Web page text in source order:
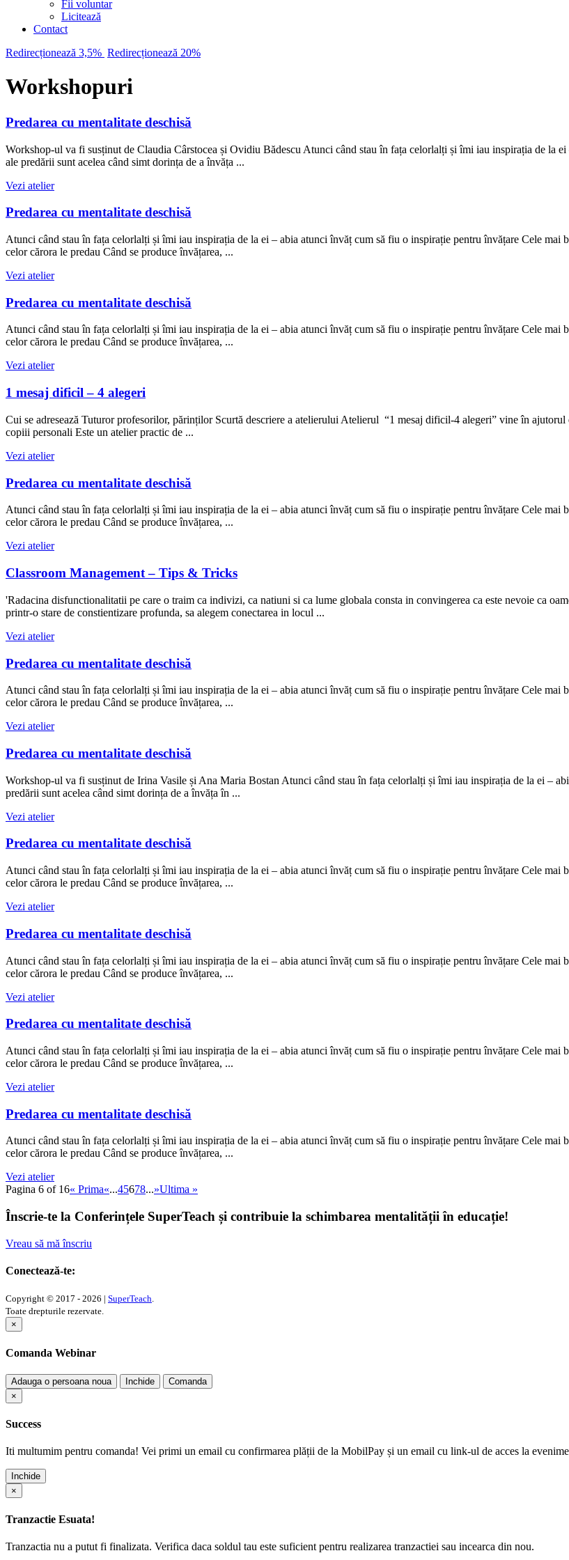
Fii voluntar
Licitează
Contact
Redirecționează 3,5% Redirecționează 20%
Workshopuri
Predarea cu mentalitate deschisă
Workshop-ul va fi susținut de Claudia Cârstocea și Ovidiu Bădescu Atunci când stau în fața celorlalți și îmi iau inspirația de la
ale predării sunt acelea când simt dorința de a învăța ...
Vezi atelier
Predarea cu mentalitate deschisă
Atunci când stau în fața celorlalți și îmi iau inspirația de la ei – abia atunci învăț cum să fiu o inspirație pentru învățare Cele mai
celor cărora le predau Când se produce învățarea, ...
Vezi atelier
Predarea cu mentalitate deschisă
Atunci când stau în fața celorlalți și îmi iau inspirația de la ei – abia atunci învăț cum să fiu o inspirație pentru învățare Cele mai
celor cărora le predau Când se produce învățarea, ...
Vezi atelier
1 mesaj dificil – 4 alegeri
Cui se adresează Tuturor profesorilor, părinților Scurtă descriere a atelierului Atelierul “1 mesaj dificil-4 alegeri” vine în
copiii personali Este un atelier practic de ...
Vezi atelier
Predarea cu mentalitate deschisă
Atunci când stau în fața celorlalți și îmi iau inspirația de la ei – abia atunci învăț cum să fiu o inspirație pentru învățare Cele mai
celor cărora le predau Când se produce învățarea, ...
Vezi atelier
Classroom Management – Tips & Tricks
'Radacina disfunctionalitatii pe care o traim ca indivizi, ca natiuni si ca lume globala consta in convingerea ca este nevoie ca
printr-o stare de constientizare profunda, sa alegem conectarea in locul ...
Vezi atelier
Predarea cu mentalitate deschisă
Atunci când stau în fața celorlalți și îmi iau inspirația de la ei – abia atunci învăț cum să fiu o inspirație pentru învățare Cele mai
celor cărora le predau Când se produce învățarea, ...
Vezi atelier
Predarea cu mentalitate deschisă
Workshop-ul va fi susținut de Irina Vasile și Ana Maria Bostan Atunci când stau în fața celorlalți și îmi iau inspirația de la ei –
predării sunt acelea când simt dorința de a învăța în ...
Vezi atelier
Predarea cu mentalitate deschisă
Atunci când stau în fața celorlalți și îmi iau inspirația de la ei – abia atunci învăț cum să fiu o inspirație pentru învățare Cele mai
celor cărora le predau Când se produce învățarea, ...
Vezi atelier
Predarea cu mentalitate deschisă
Atunci când stau în fața celorlalți și îmi iau inspirația de la ei – abia atunci învăț cum să fiu o inspirație pentru învățare Cele mai
celor cărora le predau Când se produce învățarea, ...
Vezi atelier
Predarea cu mentalitate deschisă
Atunci când stau în fața celorlalți și îmi iau inspirația de la ei – abia atunci învăț cum să fiu o inspirație pentru învățare Cele mai
celor cărora le predau Când se produce învățarea, ...
Vezi atelier
Predarea cu mentalitate deschisă
Atunci când stau în fața celorlalți și îmi iau inspirația de la ei – abia atunci învăț cum să fiu o inspirație pentru învățare Cele mai
celor cărora le predau Când se produce învățarea, ...
Vezi atelier
Pagina 6 of 16« Prima«...45678...»Ultima »
Înscrie-te la Conferințele SuperTeach și contribuie la schimbarea mentalității în educație!
Vreau să mă înscriu
Conectează-te:
Copyright © 2017 - 2026 | SuperTeach.
Toate drepturile rezervate.
×
Comanda Webinar
Adauga o persoana noua Inchide
Comanda
×
Success
Iti multumim pentru comanda! Vei primi un email cu confirmarea plății de la MobilPay și un email cu link-ul de acces la
Inchide
×
Tranzactie Esuata!
Tranzactia nu a putut fi finalizata. Verifica daca soldul tau este suficient pentru realizarea tranzactiei sau incearca din nou.